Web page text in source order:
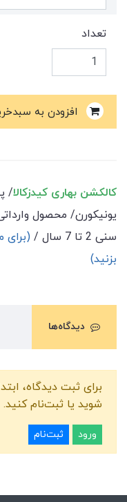
تعداد
کالکشن بهاری کیدزکالا/
یونیکورن/ محصول
سنی 2 تا 7 سال /
(برای
بزنید)
دیدگاه‌ها
برای ثبت دیدگاه،
شوید یا ثبت‌نام کنید.
ورود ثبت‌نام